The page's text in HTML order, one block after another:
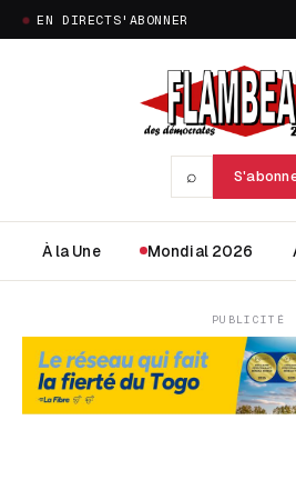
EN DIRECTS'ABONNER
⌕
À la Une Mondial 2026
PUBLICITÉ